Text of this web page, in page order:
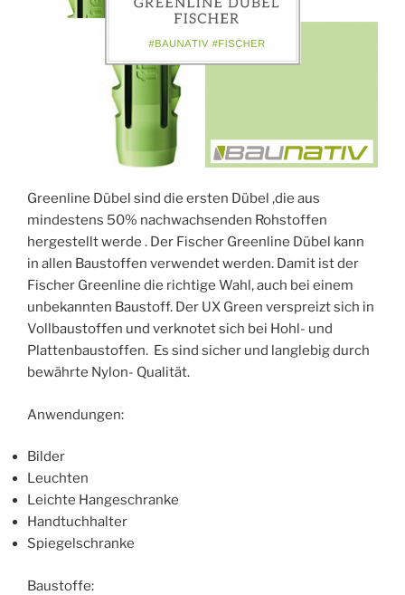
Greenline Dübel sind die ersten Dübel ,die aus
mindestens 50% nachwachsenden Rohstoffen
hergestellt werde . Der Fischer Greenline Dübel kann
in allen Baustoffen verwendet werden. Damit ist der
Fischer Greenline die richtige Wahl, auch bei einem
unbekannten Baustoff. Der UX Green verspreizt sich in
Vollbaustoffen und verknotet sich bei Hohl- und
Plattenbaustoffen. Es sind sicher und langlebig durch
bewährte Nylon- Qualität.
Anwendungen:
Bilder
Leuchten
Leichte Hangeschranke
Handtuchhalter
Spiegelschranke
Baustoffe: